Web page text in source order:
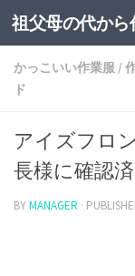
祖父母の代から
かっこいい作業服 /
ド
アイズフロ
長様に確認
BYMANAGER ·